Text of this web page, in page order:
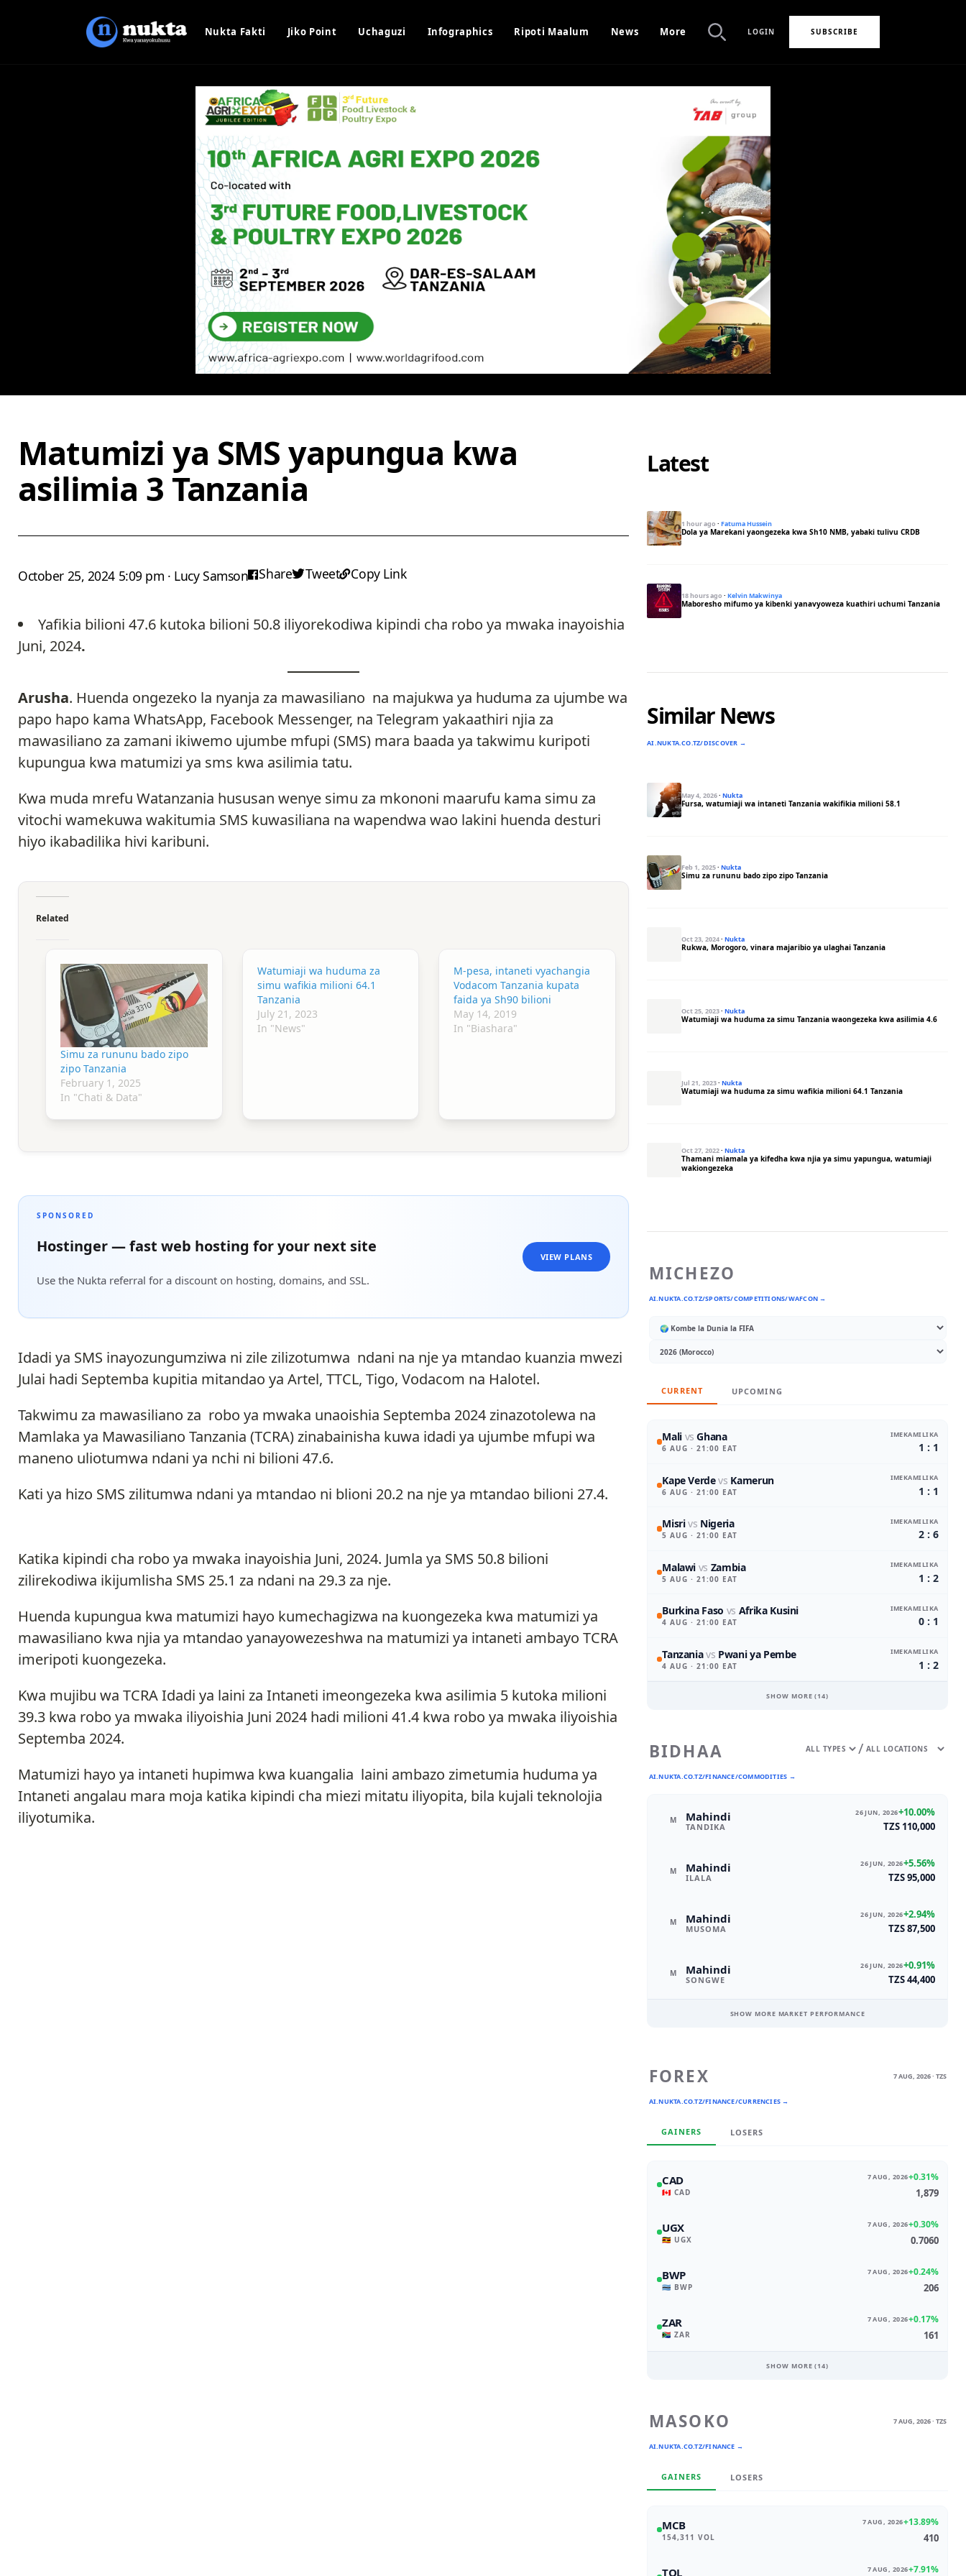
Nukta Fakti Jiko Point Uchaguzi Infographics Ripoti Maalum News More LOGIN SUBSCRIBE
Matumizi ya SMS yapungua kwa
asilimia 3 Tanzania
October 25, 2024 5:09 pm · Lucy Samson Share Tweet Copy Link
Yafikia bilioni 47.6 kutoka bilioni 50.8 iliyorekodiwa kipindi cha robo ya mwaka inayoishia
Juni, 2024.
Arusha. Huenda ongezeko la nyanja za mawasiliano na majukwa ya huduma za ujumbe wa
papo hapo kama WhatsApp, Facebook Messenger, na Telegram yakaathiri njia za
mawasiliano za zamani ikiwemo ujumbe mfupi (SMS) mara baada ya takwimu kuripoti
kupungua kwa matumizi ya sms kwa asilimia tatu.
Kwa muda mrefu Watanzania hususan wenye simu za mkononi maarufu kama simu za
vitochi wamekuwa wakitumia SMS kuwasiliana na wapendwa wao lakini huenda desturi
hiyo ikabadilika hivi karibuni.
Related
Simu za rununu bado zipo
zipo Tanzania
February 1, 2025
In "Chati & Data"
Watumiaji wa huduma za
simu wafikia milioni 64.1
Tanzania
July 21, 2023
In "News"
M-pesa, intaneti vyachangia
Vodacom Tanzania kupata
faida ya Sh90 bilioni
May 14, 2019
In "Biashara"
SPONSORED
Hostinger — fast web hosting for your next site
Use the Nukta referral for a discount on hosting, domains, and SSL.
VIEW PLANS
Idadi ya SMS inayozungumziwa ni zile zilizotumwa ndani na nje ya mtandao kuanzia mwezi
Julai hadi Septemba kupitia mitandao ya Artel, TTCL, Tigo, Vodacom na Halotel.
Takwimu za mawasiliano za robo ya mwaka unaoishia Septemba 2024 zinazotolewa na
Mamlaka ya Mawasiliano Tanzania (TCRA) zinabainisha kuwa idadi ya ujumbe mfupi wa
maneno uliotumwa ndani ya nchi ni bilioni 47.6.
Kati ya hizo SMS zilitumwa ndani ya mtandao ni blioni 20.2 na nje ya mtandao bilioni 27.4.
Katika kipindi cha robo ya mwaka inayoishia Juni, 2024. Jumla ya SMS 50.8 bilioni
zilirekodiwa ikijumlisha SMS 25.1 za ndani na 29.3 za nje.
Huenda kupungua kwa matumizi hayo kumechagizwa na kuongezeka kwa matumizi ya
mawasiliano kwa njia ya mtandao yanayowezeshwa na matumizi ya intaneti ambayo TCRA
imeripoti kuongezeka.
Kwa mujibu wa TCRA Idadi ya laini za Intaneti imeongezeka kwa asilimia 5 kutoka milioni
39.3 kwa robo ya mwaka iliyoishia Juni 2024 hadi milioni 41.4 kwa robo ya mwaka iliyoishia
Septemba 2024.
Matumizi hayo ya intaneti hupimwa kwa kuangalia laini ambazo zimetumia huduma ya
Intaneti angalau mara moja katika kipindi cha miezi mitatu iliyopita, bila kujali teknolojia
iliyotumika.
Latest
1 hour ago ·Fatuma Hussein
Dola ya Marekani yaongezeka kwa Sh10 NMB, yabaki tulivu CRDB
18 hours ago ·Kelvin Makwinya
Maboresho mifumo ya kibenki yanavyoweza kuathiri uchumi Tanzania
Similar News
AI.NUKTA.CO.TZ/DISCOVER →
May 4, 2026·Nukta
Fursa, watumiaji wa intaneti Tanzania wakifikia milioni 58.1
Feb 1, 2025·Nukta
Simu za rununu bado zipo zipo Tanzania
Oct 23, 2024·Nukta
Rukwa, Morogoro, vinara majaribio ya ulaghai Tanzania
Oct 25, 2023·Nukta
Watumiaji wa huduma za simu Tanzania waongezeka kwa asilimia 4.6
Jul 21, 2023·Nukta
Watumiaji wa huduma za simu wafikia milioni 64.1 Tanzania
Oct 27, 2022·Nukta
Thamani miamala ya kifedha kwa njia ya simu yapungua, watumiaji
wakiongezeka
MICHEZO
AI.NUKTA.CO.TZ/SPORTS/COMPETITIONS/WAFCON →
CURRENT UPCOMING
Mali vsGhana
6 AUG · 21:00 EAT
IMEKAMILIKA
1 : 1
Kape Verdevs Kamerun
6 AUG · 21:00 EAT
IMEKAMILIKA
1 : 1
Misrivs Nigeria
5 AUG · 21:00 EAT
IMEKAMILIKA
2 : 6
Malawi vs Zambia
5 AUG · 21:00 EAT
IMEKAMILIKA
1 : 2
Burkina Faso vs Afrika Kusini
4 AUG · 21:00 EAT
IMEKAMILIKA
0 : 1
Tanzaniavs Pwani ya Pembe
4 AUG · 21:00 EAT
IMEKAMILIKA
1 : 2
SHOW MORE (14)
BIDHAA
AI.NUKTA.CO.TZ/FINANCE/COMMODITIES →
/
M Mahindi
TANDIKA
26 JUN, 2026+10.00%
TZS 110,000
M Mahindi
ILALA
26 JUN, 2026+5.56%
TZS 95,000
M Mahindi
MUSOMA
26 JUN, 2026+2.94%
TZS 87,500
M Mahindi
SONGWE
26 JUN, 2026+0.91%
TZS 44,400
SHOW MORE MARKET PERFORMANCE
FOREX
AI.NUKTA.CO.TZ/FINANCE/CURRENCIES →
7 AUG, 2026 · TZS
GAINERS LOSERS
CAD
🇨🇦 CAD
7 AUG, 2026+0.31%
1,879
UGX
🇺🇬 UGX
7 AUG, 2026+0.30%
0.7060
BWP
🇧🇼 BWP
7 AUG, 2026+0.24%
206
ZAR
🇿🇦 ZAR
7 AUG, 2026+0.17%
161
SHOW MORE (14)
MASOKO
AI.NUKTA.CO.TZ/FINANCE →
7 AUG, 2026 · TZS
GAINERS LOSERS
MCB
154,311 VOL
7 AUG, 2026+13.89%
410
TOL 7 AUG, 2026+7.91%